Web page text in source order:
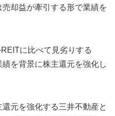
却益が牽引する形で業績を
に比べて見劣りする
を背景に株主還元を強化し
元を強化する三井不動産と